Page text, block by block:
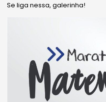
Se liga nessa, galerinha!